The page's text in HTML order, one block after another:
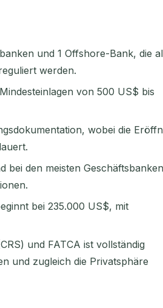
und 1 Offshore-Bank, die
werden.
von 500 US$ bis
wobei die
bei den meisten Geschäftsbanken
bei 235.000 US$, mit
und FATCA ist vollständig
und zugleich die Privatsphäre